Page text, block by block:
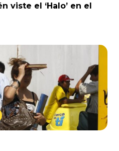
viste el ‘Halo’ en el